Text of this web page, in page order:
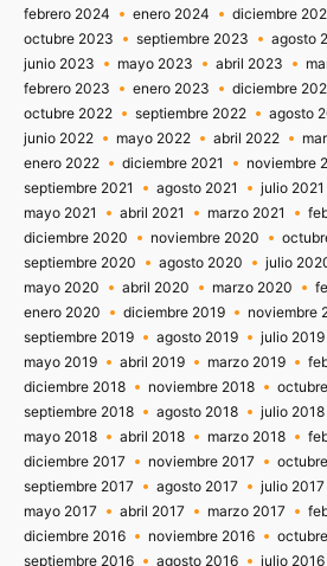
febrero 2024
enero 2024 diciembre
octubre 2023
septiembre 2023 agosto
junio 2023
mayo 2023 abril 2023
febrero 2023
enero 2023 diciembre
octubre 2022
septiembre 2022 agosto
junio 2022
mayo 2022 abril 2022
enero 2022
diciembre 2021 noviembre
septiembre 2021
agosto 2021 julio 2021
mayo 2021
abril 2021 marzo 2021
diciembre 2020
noviembre 2020
septiembre 2020
agosto 2020 julio
mayo 2020
abril 2020 marzo 2020
enero 2020
diciembre 2019 noviembre
septiembre 2019
agosto 2019 julio 2019
mayo 2019
abril 2019 marzo 2019
diciembre 2018
noviembre 2018
septiembre 2018
agosto 2018 julio 2018
mayo 2018
abril 2018 marzo 2018
diciembre 2017
noviembre 2017
septiembre 2017
agosto 2017 julio 2017
mayo 2017
abril 2017 marzo 2017
diciembre 2016
noviembre 2016
septiembre 2016
agosto 2016 julio 2016